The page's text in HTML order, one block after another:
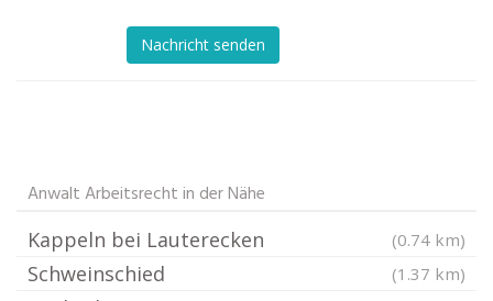
Nachricht senden
Anwalt Arbeitsrecht in der Nähe
Kappeln bei Lauterecken (0.74 km)
Schweinschied (1.37 km)